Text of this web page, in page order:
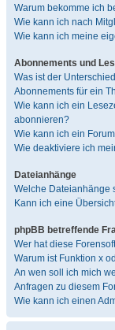
Warum bekomme ich
Wie kann ich nach
Wie kann ich meine
Abonnements und
Was ist der
Abonnements für ein
Wie kann ich ein
abonnieren?
Wie kann ich ein
Wie deaktiviere ich
Dateianhänge
Welche Dateianhänge
Kann ich eine
phpBB betreffende
Wer hat diese
Warum ist Funktion x
An wen soll ich mich
Anfragen zu diesem
Wie kann ich einen